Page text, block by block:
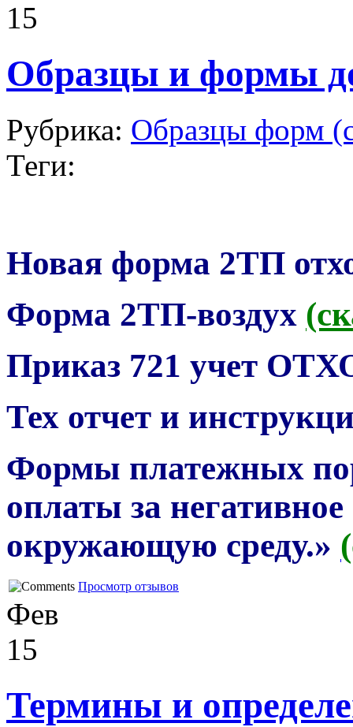
15
Образцы и формы
Рубрика: Образцы форм
Теги:
Новая форма 2ТП
Форма 2ТП-воздух
Приказ 721 учет
Тех отчет и
Формы платежных
оплаты за негативное
окружающую среду.»
Просмотр отзывов
Фев
15
Термины и